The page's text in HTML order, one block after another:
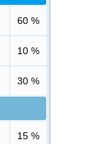
60 %
10 %
30 %
15 %